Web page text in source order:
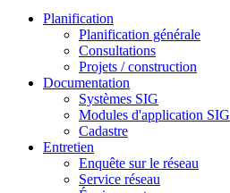
Planification
Planification générale
Consultations
Projets / construction
Documentation
Systèmes SIG
Modules d'application SIG
Cadastre
Entretien
Enquête sur le réseau
Service réseau